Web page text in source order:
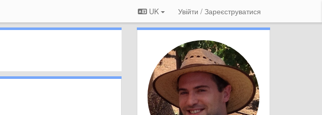
UK Увійти / Зареєструватися